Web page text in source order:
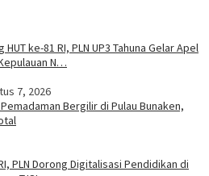
ke-81 RI, PLN UP3 Tahuna Gelar Apel
N…
7, 2026
Bergilir di Pulau Bunaken,
PLN Dorong Digitalisasi Pendidikan di